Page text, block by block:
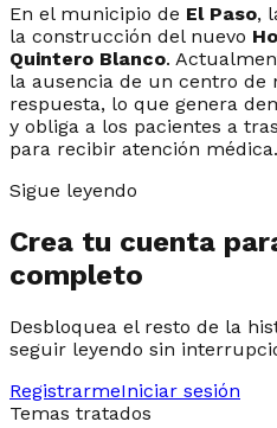
En el municipio de El Paso,
la construcción del nuevo
Quintero Blanco.
la ausencia de un centro de
respuesta, lo que genera
y obliga a los pacientes a
para recibir atención médica.
Sigue leyendo
Crea tu cuenta
completo
Desbloquea el resto de la
seguir leyendo sin
RegistrarmeIniciar sesión
Temas tratados